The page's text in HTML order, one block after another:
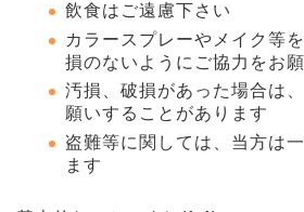
飲食はご遠慮下さい
カラースプレーやメイク等
損のないようにご協力をお
汚損、破損があった場合は
願いすることがあります
盗難等に関しては、当方は
ます